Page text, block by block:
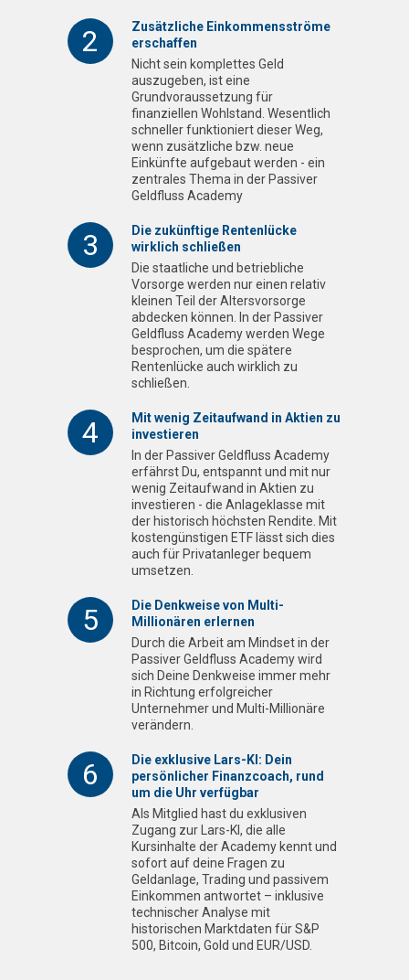
2
Zusätzliche Einkommensströme
erschaffen
Nicht sein komplettes Geld
auszugeben, ist eine
Grundvoraussetzung für
finanziellen Wohlstand. Wesentlich
schneller funktioniert dieser Weg,
wenn zusätzliche bzw. neue
Einkünfte aufgebaut werden - ein
zentrales Thema in der Passiver
Geldfluss Academy
3
Die zukünftige Rentenlücke
wirklich schließen
Die staatliche und betriebliche
Vorsorge werden nur einen relativ
kleinen Teil der Altersvorsorge
abdecken können. In der Passiver
Geldfluss Academy werden Wege
besprochen, um die spätere
Rentenlücke auch wirklich zu
schließen.
4
Mit wenig Zeitaufwand in Aktien zu
investieren
In der Passiver Geldfluss Academy
erfährst Du, entspannt und mit nur
wenig Zeitaufwand in Aktien zu
investieren - die Anlageklasse mit
der historisch höchsten Rendite. Mit
kostengünstigen ETF lässt sich dies
auch für Privatanleger bequem
umsetzen.
5
Die Denkweise von Multi-
Millionären erlernen
Durch die Arbeit am Mindset in der
Passiver Geldfluss Academy wird
sich Deine Denkweise immer mehr
in Richtung erfolgreicher
Unternehmer und Multi-Millionäre
verändern.
6
Die exklusive Lars-KI: Dein
persönlicher Finanzcoach, rund
um die Uhr verfügbar
Als Mitglied hast du exklusiven
Zugang zur Lars-KI, die alle
Kursinhalte der Academy kennt und
sofort auf deine Fragen zu
Geldanlage, Trading und passivem
Einkommen antwortet – inklusive
technischer Analyse mit
historischen Marktdaten für S&P
500, Bitcoin, Gold und EUR/USD.